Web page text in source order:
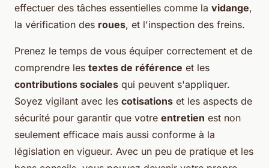
effectuer des tâches essentielles comme la vidange,
la vérification des roues, et l'inspection des freins.
Prenez le temps de vous équiper correctement et de
comprendre les textes de référence et les
contributions sociales qui peuvent s'appliquer.
Soyez vigilant avec les cotisations et les aspects de
sécurité pour garantir que votre entretien est non
seulement efficace mais aussi conforme à la
législation en vigueur. Avec un peu de pratique et les